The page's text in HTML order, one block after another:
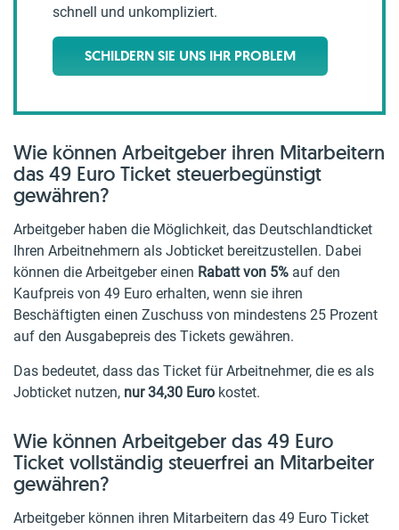
schnell und unkompliziert.
SCHILDERN SIE UNS IHR PROBLEM
Wie können Arbeitgeber ihren Mitarbeitern
das 49 Euro Ticket steuerbegünstigt
gewähren?
Arbeitgeber haben die Möglichkeit, das Deutschlandticket
Ihren Arbeitnehmern als Jobticket bereitzustellen. Dabei
können die Arbeitgeber einen Rabatt von 5% auf den
Kaufpreis von 49 Euro erhalten, wenn sie ihren
Beschäftigten einen Zuschuss von mindestens 25 Prozent
auf den Ausgabepreis des Tickets gewähren.
Das bedeutet, dass das Ticket für Arbeitnehmer, die es als
Jobticket nutzen, nur 34,30 Euro kostet.
Wie können Arbeitgeber das 49 Euro
Ticket vollständig steuerfrei an Mitarbeiter
gewähren?
Arbeitgeber können ihren Mitarbeitern das 49 Euro Ticket